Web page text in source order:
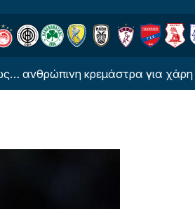
κρεμάστρα για χάρη της